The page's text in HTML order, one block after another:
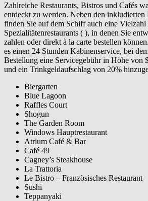
Zahlreiche Restaurants, Bistros und Cafés
entdeckt zu werden. Neben den inkludierten
finden Sie auf dem Schiff auch eine Vielzahl
Spezialitätenrestaurants ( ), in denen Sie
zahlen oder direkt à la carte bestellen
es einen 24 Stunden Kabinenservice, bei
Bestellung eine Servicegebühr in Höhe von
und ein Trinkgeldaufschlag von 20%
Biergarten
Blue Lagoon
Raffles Court
Shogun
The Garden Room
Windows Hauptrestaurant
Atrium Café & Bar
Café 49
Cagney’s Steakhouse
La Trattoria
Le Bistro – Französisches Restaurant
Sushi
Teppanyaki